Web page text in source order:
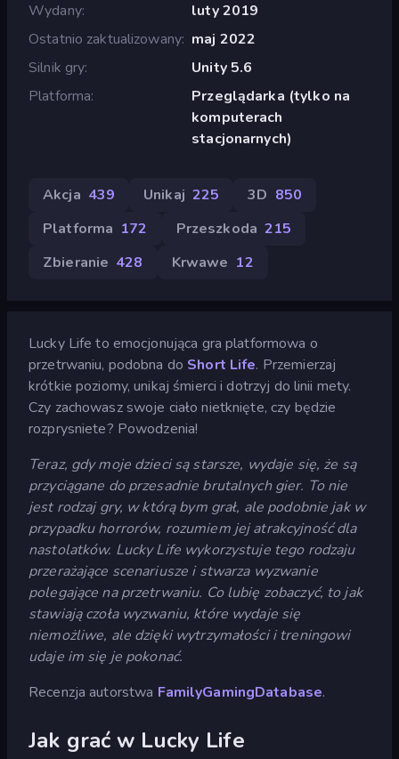
Wydany
luty 2019
Ostatnio zaktualizowany maj 2022
Silnik gry
Unity 5.6
Platforma
Przeglądarka (tylko na
komputerach
stacjonarnych)
Akcja 439 Unikaj 225 3D 850
Platforma 172 Przeszkoda 215
Zbieranie 428 Krwawe 12
Lucky Life to emocjonująca gra platformowa o
przetrwaniu, podobna do Short Life. Przemierzaj
krótkie poziomy, unikaj śmierci i dotrzyj do linii mety.
Czy zachowasz swoje ciało nietknięte, czy będzie
rozprysniete? Powodzenia!
Teraz, gdy moje dzieci są starsze, wydaje się, że są
przyciągane do przesadnie brutalnych gier. To nie
jest rodzaj gry, w którą bym grał, ale podobnie jak w
przypadku horrorów, rozumiem jej atrakcyjność dla
nastolatków. Lucky Life wykorzystuje tego rodzaju
przerażające scenariusze i stwarza wyzwanie
polegające na przetrwaniu. Co lubię zobaczyć, to jak
stawiają czoła wyzwaniu, które wydaje się
niemożliwe, ale dzięki wytrzymałości i treningowi
udaje im się je pokonać.
Recenzja autorstwa FamilyGamingDatabase.
Jak grać w Lucky Life